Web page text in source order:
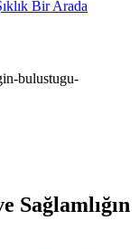
Bir Arada
bulustugu-
Sağlamlığın